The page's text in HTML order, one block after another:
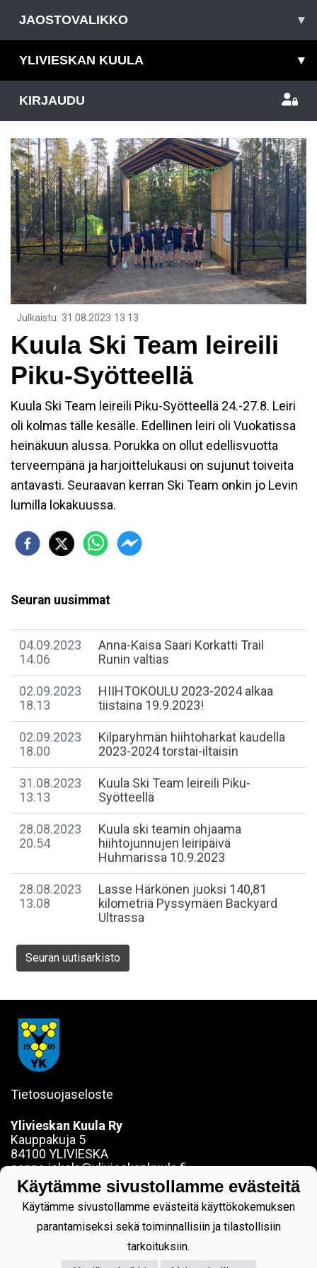
JAOSTOVALIKKO ▾
YLIVIESKAN KUULA ▾
KIRJAUDU
Julkaistu: 31.08.2023 13.13
Kuula Ski Team leireili
Piku-Syötteellä
Kuula Ski Team leireili Piku-Syötteellä 24.-27.8. Leiri
oli kolmas tälle kesälle. Edellinen leiri oli Vuokatissa
heinäkuun alussa. Porukka on ollut edellisvuotta
terveempänä ja harjoittelukausi on sujunut toiveita
antavasti. Seuraavan kerran Ski Team onkin jo Levin
lumilla lokakuussa.
Seuran uusimmat
04.09.2023
14.06
Anna-Kaisa Saari Korkatti Trail
Runin valtias
02.09.2023
18.13
HIIHTOKOULU 2023-2024 alkaa
tiistaina 19.9.2023!
02.09.2023
18.00
Kilparyhmän hiihtoharkat kaudella
2023-2024 torstai-iltaisin
31.08.2023
13.13
Kuula Ski Team leireili Piku-
Syötteellä
28.08.2023
20.54
Kuula ski teamin ohjaama
hiihtojunnujen leiripäivä
Huhmarissa 10.9.2023
28.08.2023
13.08
Lasse Härkönen juoksi 140,81
kilometriä Pyssymäen Backyard
Ultrassa
Seuran uutisarkisto
Tietosuojaseloste
Ylivieskan Kuula Ry
Kauppakuja 5
84100 YLIVIESKA
sanna.jokela@ylivieskankuula.fi
0442354684
Y-tunnus: 0190563-7
Käytämme sivustollamme evästeitä
Käytämme sivustollamme evästeitä käyttökokemuksen
parantamiseksi sekä toiminnallisiin ja tilastollisiin
tarkoituksiin.